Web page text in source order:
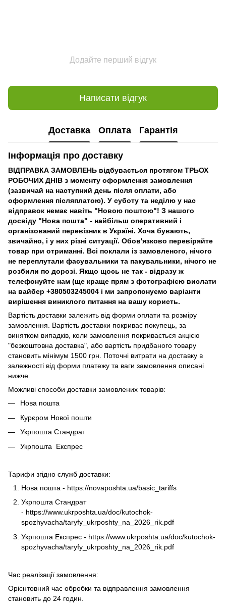
Додайте перший відгук
Написати відгук
Доставка Оплата Гарантія
Інформація про доставку
ВІДПРАВКА ЗАМОВЛЕНЬ відбувається протягом ТРЬОХ
РОБОЧИХ ДНІВ з моменту оформлення замовлення
(зазвичай на наступний день після оплати, або
оформлення післяплатою). У суботу та неділю у нас
відправок немає навіть "Новою поштою"! З нашого
досвіду "Нова пошта" - найбільш оперативний і
організований перевізник в Україні. Хоча бувають,
звичайно, і у них різні ситуації. Обов'язково перевіряйте
товар при отриманні. Всі поклали із замовленого, нічого
не переплутали фасувальники та пакувальники, нічого не
розбили по дорозі. Якщо щось не так - відразу ж
телефонуйте нам (ще краще прям з фотографією вислати
на вайбер +380503245004 і ми запропонуємо варіанти
вирішення виниклого питання на вашу користь.
Вартість доставки залежить від форми оплати та розміру
замовлення. Вартість доставки покриває покупець, за
винятком випадків, коли замовлення покривається акцією
"безкоштовна доставка", або вартість придбаного товару
становить мінімум 1500 грн. Поточні витрати на доставку в
залежності від форми платежу та ваги замовлення описані
нижче.
Можливі способи доставки замовлених товарів:
Нова пошта
Курєром Нової пошти
Укрпошта Стандрат
Укрпошта Експрес
Тарифи згідно служб доставки:
Нова пошта - https://novaposhta.ua/basic_tariffs
Укрпошта Стандрат
- https://www.ukrposhta.ua/doc/kutochok-
spozhyvacha/taryfy_ukrposhty_na_2026_rik.pdf
Укрпошта Експрес - https://www.ukrposhta.ua/doc/kutochok-
spozhyvacha/taryfy_ukrposhty_na_2026_rik.pdf
Час реалізації замовлення:
Орієнтовний час обробки та відправлення замовлення
становить до 24 годин.